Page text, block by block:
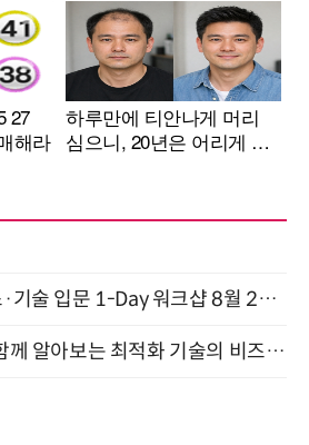
양자컴퓨팅 비즈니스·기술 입문 1-Day 워크샵 8월 28일 개최
[올쇼TV] Gurobi와 함께 알아보는 최적화 기술의 비즈니스 활용 (8월 20일 생방송)